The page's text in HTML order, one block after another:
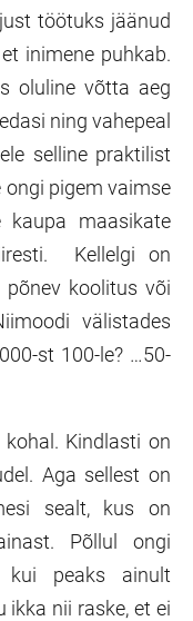
töötuks jäänud
inimene puhkab.
oluline võtta aeg
ning vahepeal
selline praktilist
ongi pigem vaimse
maasikate
Kellelgi on
koolitus või
välistades
st 100-le? …50-
Kindlasti on
Aga sellest on
sealt, kus on
Põllul ongi
peaks ainult
ikka nii raske, et ei